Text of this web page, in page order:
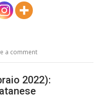
a comment
2022):